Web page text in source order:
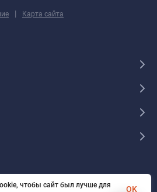
| Карта сайта
чтобы сайт был лучше для
OK